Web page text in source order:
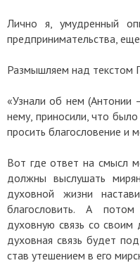
Лично я, умудренный
предпринимательства,
Размышляем над текстом
«Узнали об нем
нему, приносили, что
просить благословение и
Вот где ответ на смысл
должны выслушать
духовной жизни
благословить. А
духовную связь со
духовная связь будет
став утешением в его